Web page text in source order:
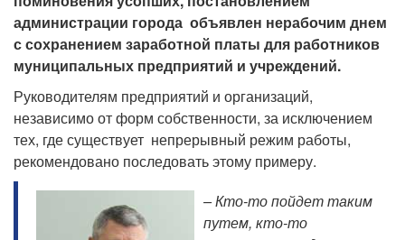
администрации города объявлен нерабочим днем
с сохранением заработной платы для работников
муниципальных предприятий и учреждений.
Руководителям предприятий и организаций,
независимо от форм собственности, за исключением
тех, где существует непрерывный режим работы,
рекомендовано последовать этому примеру.
– Кто-то пойдет таким
путем, кто-то